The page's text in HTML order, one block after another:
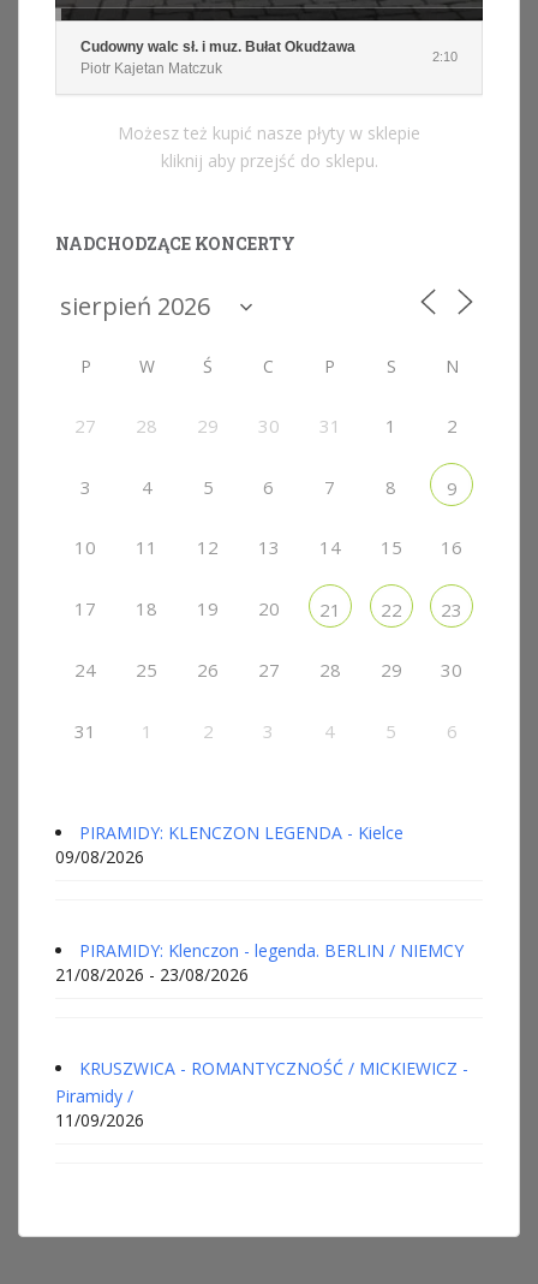
Cudowny walc sł. i muz. Bułat Okudżawa
Piotr Kajetan Matczuk
2:10
Możesz też kupić nasze płyty w sklepie
kliknij aby przejść do sklepu.
NADCHODZĄCE KONCERTY
P W Ś C P S N
27 28 29 30 31 1 2
3 4 5 6 7 8 9
10 11 12 13 14 15 16
17 18 19 20 21 22 23
24 25 26 27 28 29 30
31 1 2 3 4 5 6
PIRAMIDY: KLENCZON LEGENDA - Kielce
09/08/2026
PIRAMIDY: Klenczon - legenda. BERLIN / NIEMCY
21/08/2026 - 23/08/2026
KRUSZWICA - ROMANTYCZNOŚĆ / MICKIEWICZ -
Piramidy /
11/09/2026